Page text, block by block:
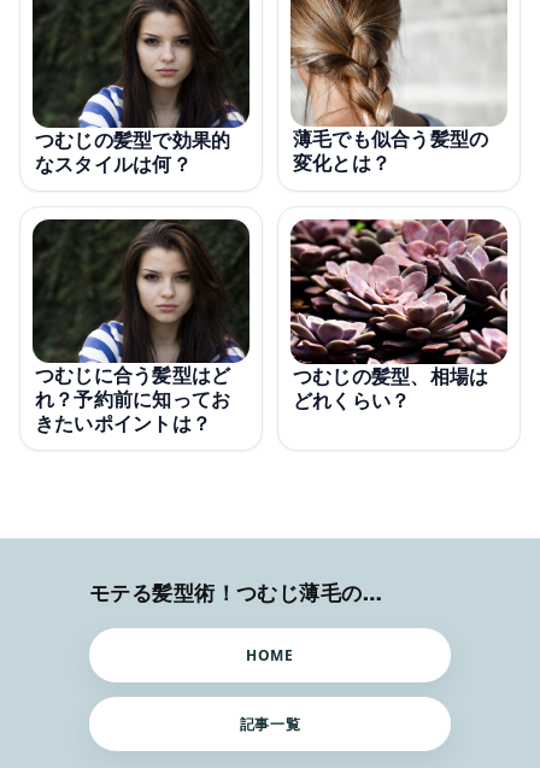
つむじの髪型で効果的
なスタイルは何？
薄毛でも似合う髪型の
変化とは？
つむじに合う髪型はど
れ？予約前に知ってお
きたいポイントは？
つむじの髪型、相場は
どれくらい？
モテる髪型術！つむじ薄毛の隠し方
HOME
記事一覧